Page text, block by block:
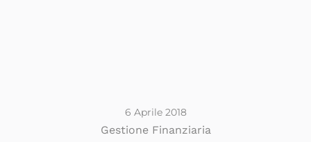
6 Aprile 2018
Gestione Finanziaria